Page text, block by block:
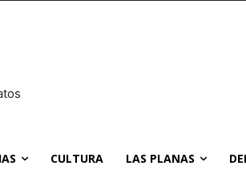
CULTURA LAS PLANAS